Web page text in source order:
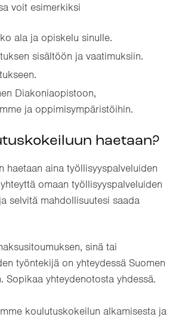
voit esimerkiksi
ala ja opiskelu sinulle.
sisältöön ja vaatimuksiin.
Diakoniaopistoon,
ja oppimisympäristöihin.
haetaan?
haetaan aina työllisyyspalveluiden
omaan työllisyyspalveluiden
selvitä mahdollisuutesi saada
sinä tai
työntekijä on yhteydessä Suomen
Sopikaa yhteydenotosta yhdessä.
koulutuskokeilun alkamisesta ja